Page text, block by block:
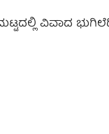
ವಿವಾದ